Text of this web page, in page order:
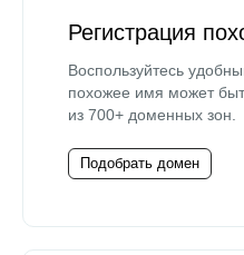
Регистрация
Воспользуйтесь
похожее имя может
из 700+ доменных зон.
Подобрать домен